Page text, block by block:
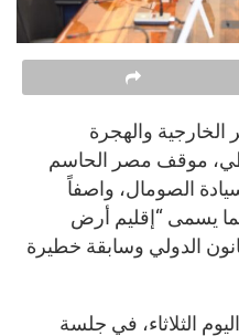
2026، أكد وزير الخارجية والهجرة
موقف مصر الحاسم
الصومال، واصفاً
يسمى “إقليم أرض
الدولي وسابقة خطيرة
الثلاثاء، في جلسة